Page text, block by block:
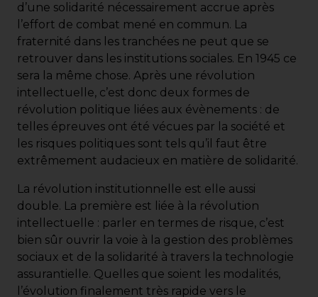
d’une solidarité nécessairement accrue après
l’effort de combat mené en commun. La
fraternité dans les tranchées ne peut que se
retrouver dans les institutions sociales. En 1945 ce
sera la même chose. Après une révolution
intellectuelle, c’est donc deux formes de
révolution politique liées aux évènements : de
telles épreuves ont été vécues par la société et
les risques politiques sont tels qu’il faut être
extrêmement audacieux en matière de solidarité.
La révolution institutionnelle est elle aussi
double. La première est liée à la révolution
intellectuelle : parler en termes de risque, c’est
bien sûr ouvrir la voie à la gestion des problèmes
sociaux et de la solidarité à travers la technologie
assurantielle. Quelles que soient les modalités,
l’évolution finalement très rapide vers le